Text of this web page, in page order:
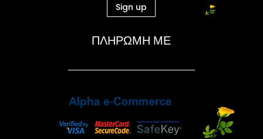
Sign up
ΠΛΗΡΩΜΗ ΜΕ